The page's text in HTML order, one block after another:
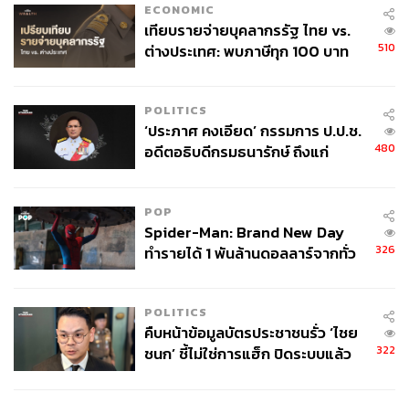
ECONOMIC
เทียบรายจ่ายบุคลากรรัฐ ไทย vs.
ต่างประเทศ: พบภาษีทุก 100 บาท
510
POLITICS
‘ประภาศ คงเอียด’ กรรมการ ป.ป.ช.
อดีตอธิบดีกรมธนารักษ์ ถึงแก่
480
POP
Spider-Man: Brand New Day
ทำรายได้ 1 พันล้านดอลลาร์จากทั่ว
326
POLITICS
คืบหน้าข้อมูลบัตรประชาชนรั่ว ‘ไชย
ชนก’ ชี้ไม่ใช่การแฮ็ก ปิดระบบแล้ว
322